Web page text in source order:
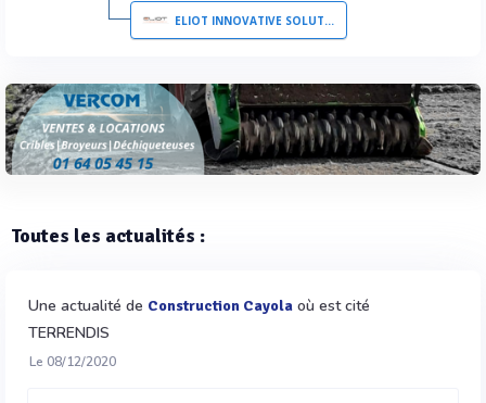
ELIOT INNOVATIVE SOLUTIONS
Toutes les actualités :
Une actualité de Construction Cayola où est cité
TERRENDIS
Le 08/12/2020